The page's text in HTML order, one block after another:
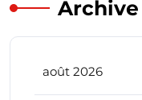
Archive
août 2026